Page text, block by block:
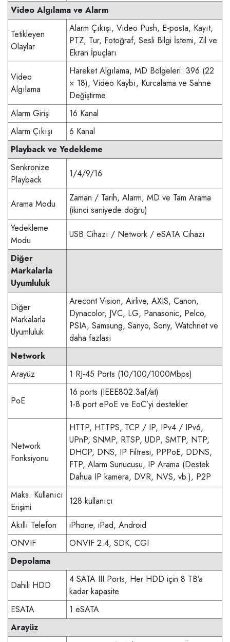
Video Algılama ve Alarm
Tetikleyen
Olaylar
Alarm Çıkışı, Video Push, E-posta, Kayıt,
PTZ, Tur, Fotoğraf, Sesli Bilgi İstemi, Zil ve
Ekran İpuçları
Video
Algılama
Hareket Algılama, MD Bölgeleri: 396 (22
× 18), Video Kaybı, Kurcalama ve Sahne
Değiştirme
Alarm Girişi
16 Kanal
Alarm Çıkışı
6 Kanal
Playback ve Yedekleme
Senkronize
Playback
1/4/9/16
Arama Modu
Zaman / Tarih, Alarm, MD ve Tam Arama
(ikinci saniyede doğru)
Yedekleme
Modu
USB Cihazı / Network / eSATA Cihazı
Diğer
Markalarla
Uyumluluk
Diğer
Markalarla
Uyumluluk
Arecont Vision, Airlive, AXIS, Canon,
Dynacolor, JVC, LG, Panasonic, Pelco,
PSIA, Samsung, Sanyo, Sony, Watchnet ve
daha fazlası
Network
Arayüz
1 RJ-45 Ports (10/100/1000Mbps)
PoE
16 ports (IEEE802.3af/at)
1-8 port ePoE ve EoC’yi destekler
Network
Fonksiyonu
HTTP, HTTPS, TCP / IP, IPv4 / IPv6,
UPnP, SNMP, RTSP, UDP, SMTP, NTP,
DHCP, DNS, IP Filtresi, PPPoE, DDNS,
FTP, Alarm Sunucusu, IP Arama (Destek
Dahua IP kamera, DVR, NVS, vb.), P2P
Maks. Kullanıcı
Erişimi
128 kullanıcı
Akıllı Telefon
iPhone, iPad, Android
ONVIF
ONVIF 2.4, SDK, CGI
Depolama
Dahili HDD
4 SATA III Ports, Her HDD için 8 TB’a
kadar kapasite
ESATA
1 eSATA
Arayüz